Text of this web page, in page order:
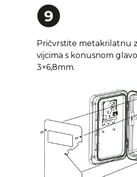
Pričvrstite metakrilatnu
vijcima s konusnom
3×6,8mm.